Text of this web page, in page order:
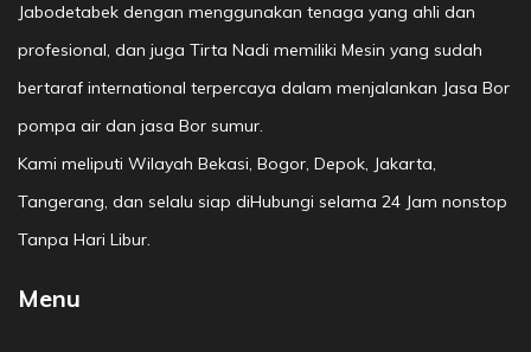
Jabodetabek dengan menggunakan tenaga yang ahli dan
profesional, dan juga Tirta Nadi memiliki Mesin yang sudah
bertaraf international terpercaya dalam menjalankan Jasa Bor
pompa air dan jasa Bor sumur.
Kami meliputi Wilayah Bekasi, Bogor, Depok, Jakarta,
Tangerang, dan selalu siap diHubungi selama 24 Jam nonstop
Tanpa Hari Libur.
Menu